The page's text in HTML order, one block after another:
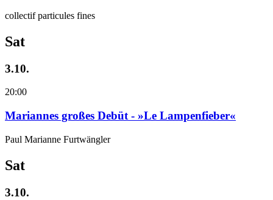
collectif particules fines
Sat
3.10.
20:00
Mariannes großes Debüt - »Le Lampenfieber«
Paul Marianne Furtwängler
Sat
3.10.